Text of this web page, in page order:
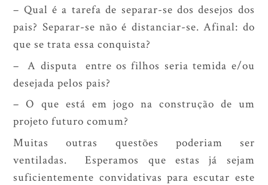
– Qual é a tarefa de separar-se dos desejos dos
pais? Separar-se não é distanciar-se. Afinal: do
que se trata essa conquista?
– A disputa entre os filhos seria temida e/ou
desejada pelos pais?
– O que está em jogo na construção de um
projeto futuro comum?
Muitas outras questões poderiam ser
ventiladas. Esperamos que estas já sejam
suficientemente convidativas para escutar este